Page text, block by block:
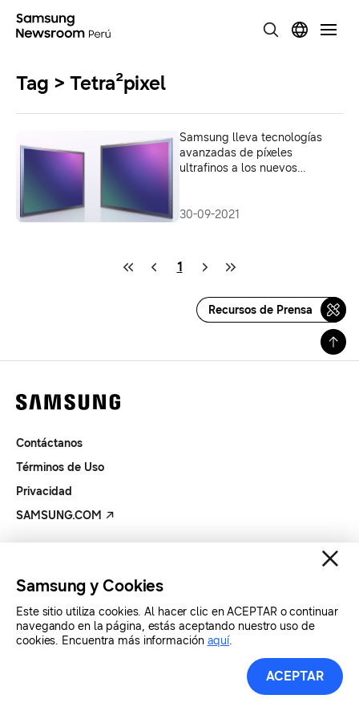
Tag > Tetra²pixel
Samsung lleva tecnologías
avanzadas de píxeles
ultrafinos a los nuevos
30-09-2021
1
Recursos de Prensa
Contáctanos
Términos de Uso
Privacidad
SAMSUNG.COM
Samsung y Cookies
Este sitio utiliza cookies. Al hacer clic en ACEPTAR o continuar
navegando en la página, estás aceptando nuestro uso de
cookies. Encuentra más información aquí.
ACEPTAR